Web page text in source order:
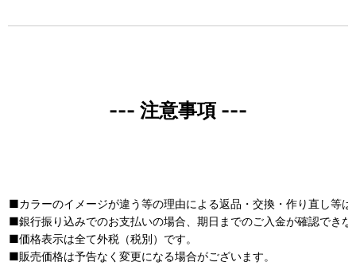
--- 注意事項 ---
■カラーのイメージが違う等の理由による返品・交換・作り直し等
■銀行振り込みでのお支払いの場合、期日までのご入金が確認でき
■価格表示は全て外税（税別）です。
■販売価格は予告なく変更になる場合がございます。